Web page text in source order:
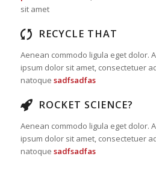
sit amet
RECYCLE THAT
Aenean commodo ligula eget dolor.
ipsum dolor sit amet, consectetuer
natoque sadfsadfas
ROCKET SCIENCE?
Aenean commodo ligula eget dolor.
ipsum dolor sit amet, consectetuer
natoque sadfsadfas